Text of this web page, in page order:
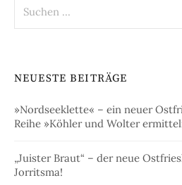
nach:
NEUESTE BEITRÄGE
»Nordseeklette« – ein neuer
Reihe »Köhler und Wolter
„Juister Braut“ – der neue
Jorritsma!